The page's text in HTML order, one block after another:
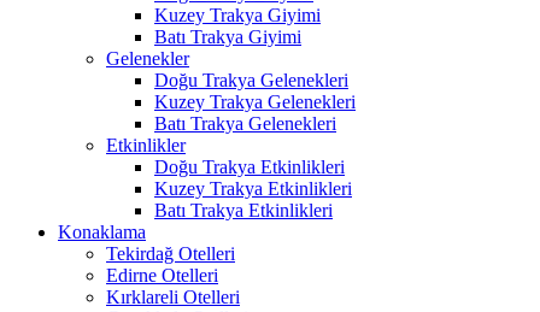
Kuzey Trakya Giyimi
Batı Trakya Giyimi
Gelenekler
Doğu Trakya Gelenekleri
Kuzey Trakya Gelenekleri
Batı Trakya Gelenekleri
Etkinlikler
Doğu Trakya Etkinlikleri
Kuzey Trakya Etkinlikleri
Batı Trakya Etkinlikleri
Konaklama
Tekirdağ Otelleri
Edirne Otelleri
Kırklareli Otelleri